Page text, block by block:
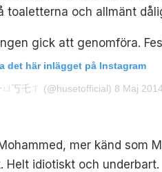
toaletterna och allmänt
gick att genomföra.
det här inlägget på Instagram
丂乇ㄒ (@husetofficial) 8 Maj
mer känd som
Helt idiotiskt och underbart.